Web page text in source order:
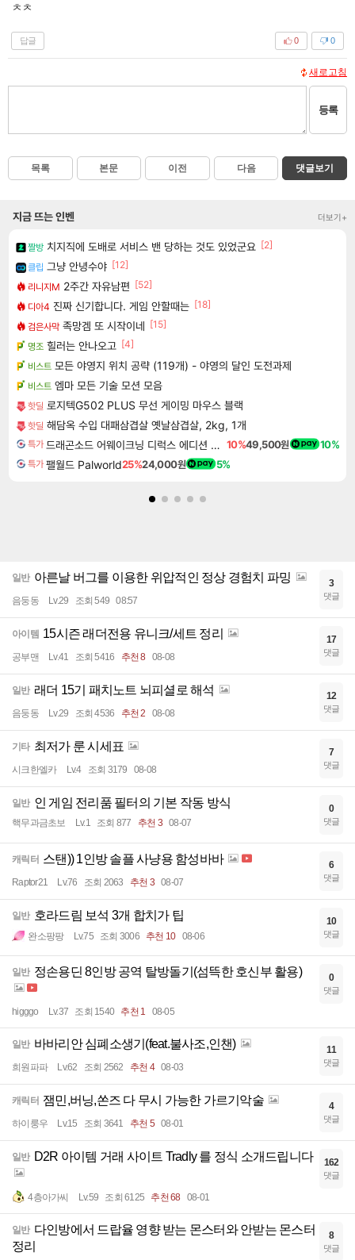
ㅊㅊ
답글 0
0
새로고침
등록
목록 본문 이전 다음 댓글보기
지금 뜨는 인벤 더보기+
짤방 치지직에 도배로 서비스 밴 당하는 것도 있었군요 [2]
클립 그냥 안녕수야 [12]
리니지M 2주간 자유남편 [52]
디아4 진짜 신기합니다. 게임 안할때는 [18]
검은사막 족망겜 또 시작이네 [15]
명조 힐러는 안나오고 [4]
비스트 모든 야영지 위치 공략 (119개) - 야영의 달인 도전과제
비스트 엠마 모든 기술 모션 모음
핫딜 로지텍G502 PLUS 무선 게이밍 마우스 블랙
핫딜 해담옥 수입 대패삼겹살 옛날삼겹살, 2kg, 1개
특가 드래곤소드 어웨이크닝 디럭스 에디션 DragonSword Awakening Deluxe Edition 10%49,500원 10%
특가 팰월드 Palworld25%24,000원 5%
일반 아른날 버그를 이용한 위압적인 정상 경험치 파밍
음둥동 Lv.29 조회 549 08:57
3
댓글
아이템 15시즌 래더전용 유니크/세트 정리
공부맨 Lv.41 조회 5416 추천 8 08-08
17
댓글
일반 래더 15기 패치노트 뇌피셜로 해석
음둥동 Lv.29 조회 4536 추천 2 08-08
12
댓글
기타 최저가 룬 시세표
시크한엘카 Lv.4 조회 3179 08-08
7
댓글
일반 인 게임 전리품 필터의 기본 작동 방식
핵무과금초보 Lv.1 조회 877 추천 3 08-07
0
댓글
캐릭터 스탠)) 1인방 솔플 사냥용 함성바바
Raptor21 Lv.76 조회 2063 추천 3 08-07
6
댓글
일반 호라드림 보석 3개 합치가 팁
완소팡팡 Lv.75 조회 3006 추천 10 08-06
10
댓글
일반 정손용딘 8인방 공역 탈방돌기(섬뜩한 호신부 활용)
higggo Lv.37 조회 1540 추천 1 08-05
0
댓글
일반 바바리안 심폐소생기(feat.불사조,인챈)
희원파파 Lv.62 조회 2562 추천 4 08-03
11
댓글
캐릭터 잼민,버닝,쏜즈 다 무시 가능한 가르기악술
하이룽우 Lv.15 조회 3641 추천 5 08-01
4
댓글
일반 D2R 아이템 거래 사이트 Tradly 를 정식 소개드립니다
4층아가씨 Lv.59 조회 6125 추천 68 08-01
162
댓글
일반 다인방에서 드랍율 영향 받는 몬스터와 안받는 몬스터
정리
8
댓글